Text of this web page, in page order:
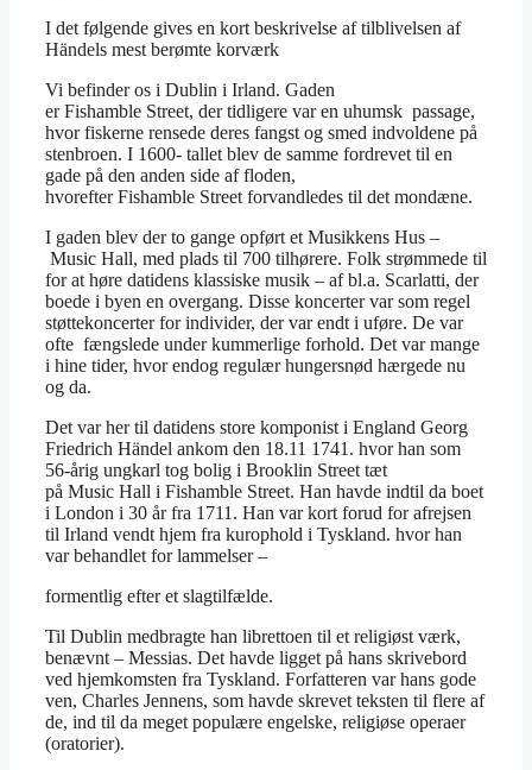
I det følgende gives en kort beskrivelse af tilblivelsen af
Händels mest berømte korværk
Vi befinder os i Dublin i Irland. Gaden
er Fishamble Street, der tidligere var en uhumsk passage,
hvor fiskerne rensede deres fangst og smed indvoldene på
stenbroen. I 1600- tallet blev de samme fordrevet til en
gade på den anden side af floden,
hvorefter Fishamble Street forvandledes til det mondæne.
I gaden blev der to gange opført et Musikkens Hus –
Music Hall, med plads til 700 tilhørere. Folk strømmede til
for at høre datidens klassiske musik – af bl.a. Scarlatti, der
boede i byen en overgang. Disse koncerter var som regel
støttekoncerter for individer, der var endt i uføre. De var
ofte fængslede under kummerlige forhold. Det var mange
i hine tider, hvor endog regulær hungersnød hærgede nu
og da.
Det var her til datidens store komponist i England Georg
Friedrich Händel ankom den 18.11 1741. hvor han som
56-årig ungkarl tog bolig i Brooklin Street tæt
på Music Hall i Fishamble Street. Han havde indtil da boet
i London i 30 år fra 1711. Han var kort forud for afrejsen
til Irland vendt hjem fra kurophold i Tyskland. hvor han
var behandlet for lammelser –
formentlig efter et slagtilfælde.
Til Dublin medbragte han librettoen til et religiøst værk,
benævnt – Messias. Det havde ligget på hans skrivebord
ved hjemkomsten fra Tyskland. Forfatteren var hans gode
ven, Charles Jennens, som havde skrevet teksten til flere af
de, ind til da meget populære engelske, religiøse operaer
(oratorier).